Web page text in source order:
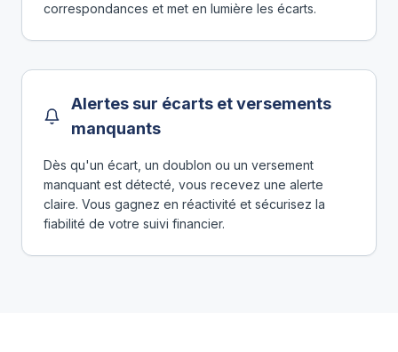
correspondances et met en lumière les écarts.
Alertes sur écarts et versements
manquants
Dès qu'un écart, un doublon ou un versement
manquant est détecté, vous recevez une alerte
claire. Vous gagnez en réactivité et sécurisez la
fiabilité de votre suivi financier.